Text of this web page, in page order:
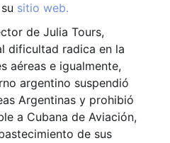
sitio web.
de Julia Tours,
dificultad radica en la
aéreas e igualmente,
argentino suspendió
Argentinas y prohibió
a Cubana de Aviación,
de sus